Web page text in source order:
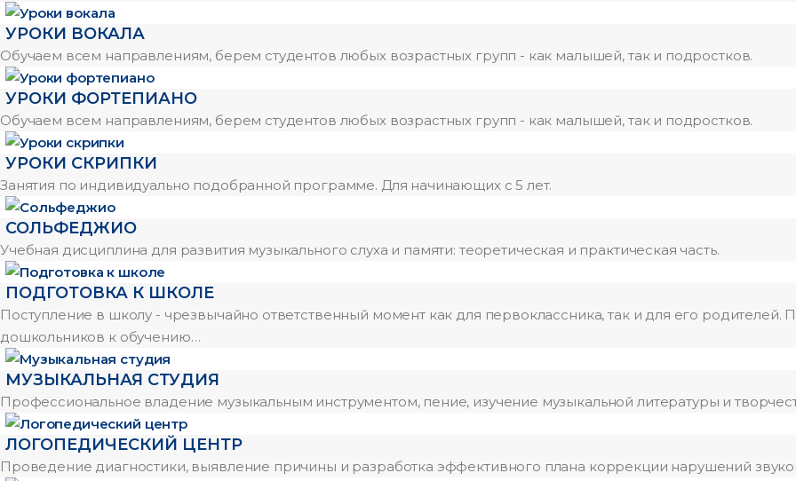
УРОКИ ВОКАЛА
Обучаем всем направлениям, берем студентов любых возрастных групп - как малышей, так и подростков.
УРОКИ ФОРТЕПИАНО
Обучаем всем направлениям, берем студентов любых возрастных групп - как малышей, так и подростков.
УРОКИ СКРИПКИ
Занятия по индивидуально подобранной программе. Для начинающих с 5 лет.
СОЛЬФЕДЖИО
Учебная дисциплина для развития музыкального слуха и памяти: теоретическая и практическая часть.
ПОДГОТОВКА К ШКОЛЕ
Поступление в школу - чрезвычайно ответственный момент как для первоклассника, так и для его родителей.
дошкольников к обучению…
МУЗЫКАЛЬНАЯ СТУДИЯ
Профессиональное владение музыкальным инструментом, пение, изучение музыкальной литературы и
ЛОГОПЕДИЧЕСКИЙ ЦЕНТР
Проведение диагностики, выявление причины и разработка эффективного плана коррекции нарушений